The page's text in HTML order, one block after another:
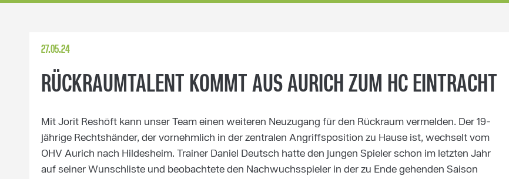
27.05.24
RÜCKRAUMTALENT KOMMT AUS AURICH ZUM HC EINTRACHT
Mit Jorit Reshöft kann unser Team einen weiteren Neuzugang für den Rückraum vermelden. Der 19-
jährige Rechtshänder, der vornehmlich in der zentralen Angriffsposition zu Hause ist, wechselt vom
OHV Aurich nach Hildesheim. Trainer Daniel Deutsch hatte den jungen Spieler schon im letzten Jahr
auf seiner Wunschliste und beobachtete den Nachwuchsspieler in der zu Ende gehenden Saison